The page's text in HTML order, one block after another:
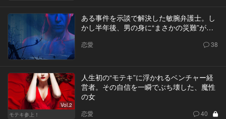
ある事件を示談で解決した敏腕弁護士。し
かし半年後、男の身に“まさかの災難”が…
恋愛 38
Vol.2
モテキ参上！
人生初の“モテキ”に浮かれるベンチャー経
営者。その自信を一瞬でぶち壊した、魔性
の女
恋愛 40